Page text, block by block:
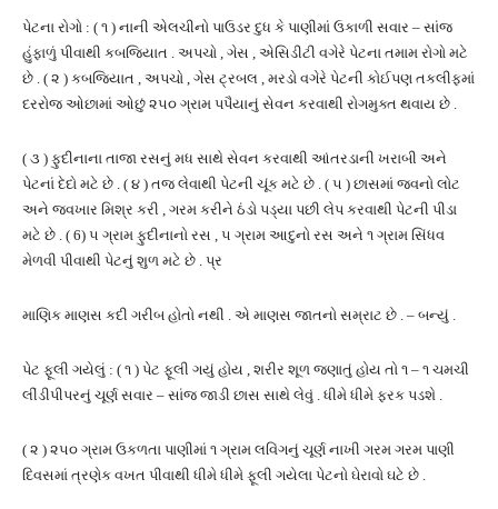
પેટના રોગો : ( ૧ ) નાની એલચીનો પાઉડર દુધ કે પાણીમાં ઉકાળી સવાર – સાંજ
હુંફાળું પીવાથી કબજિયાત . અપચો , ગેસ , એસિડીટી વગેરે પેટના તમામ રોગો મટે
છે . ( ૨ ) કબજિયાત , અપચો , ગેસ ટ્રબલ , મરડો વગેરે પેટની કોઈપણ તકલીફમાં
દરરોજ ઓછામાં ઓછું ૨૫૦ ગ્રામ પપૈયાનું સેવન કરવાથી રોગમુક્ત થવાય છે .
( ૩ ) ફુદીનાના તાજા રસનું મધ સાથે સેવન કરવાથી આંતરડાની ખરાબી અને
પેટનાં દેદો મટે છે . ( ૪ ) તજ લેવાથી પેટની ચૂંક મટે છે . ( ૫ ) છાસમાં જવનો લોટ
અને જવખાર મિશ્ર કરી , ગરમ કરીને ઠંડો પડ્યા પછી લેપ કરવાથી પેટની પીડા
મટે છે . ( 6) ૫ ગ્રામ ફુદીનાનો રસ , ૫ ગ્રામ આદુનો રસ અને ૧ ગ્રામ સિંધવ
મેળવી પીવાથી પેટનું શુળ મટે છે . પ્ર
માણિક માણસ કદી ગરીબ હોતો નથી . એ માણસ જાતનો સમ્રાટ છે . – બન્યું .
પેટ ફૂલી ગયેલું : ( ૧ ) પેટ ફૂલી ગયું હોય , શરીર શૂળ જણાતું હોય તો ૧ – ૧ ચમચી
લીંડીપીપરનું ચૂર્ણ સવાર – સાંજ જાડી છાસ સાથે લેવું . ધીમે ધીમે ફરક પડશે .
( ૨ ) ૨૫૦ ગ્રામ ઉકળતા પાણીમાં ૧ ગ્રામ લવિંગનું ચૂર્ણ નાખી ગરમ ગરમ પાણી
દિવસમાં ત્રણેક વખત પીવાથી ધીમે ધીમે ફૂલી ગયેલા પેટનો ઘેરાવો ઘટે છે .